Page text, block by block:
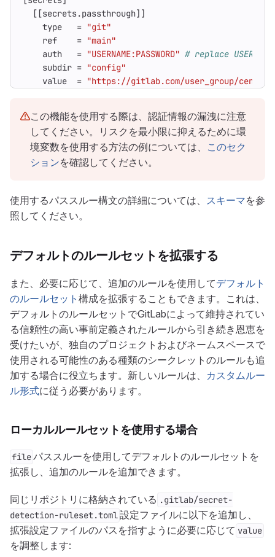
[[secrets.passthrough]]
type
= "git"
ref
= "main"
auth
= "USERNAME:PASSWORD" # replace
subdir = "config"
value
= "https://gitlab.com/user_group/
この機能を使用する際は、認証情報の漏洩に注意
してください。リスクを最小限に抑えるために環
境変数を使用する方法の例については、 このセク
ションを確認してください。
使用するパススルー構文の詳細については、 スキーマを参
照してください。
デフォルトのルールセットを拡張する
また、必要に応じて、追加のルールを使用してデフォルト
のルールセット 構成を拡張することもできます。これは、
デフォルトのルールセットでGitLabによって維持されてい
る信頼性の高い事前定義されたルールから引き続き恩恵を
受けたいが、独自のプロジェクトおよびネームスペースで
使用される可能性のある種類のシークレットのルールも追
加する場合に役立ちます。新しいルールは、 カスタムルー
ル形式に従う必要があります。
ローカルルールセットを使用する場合
fileパススルーを使用してデフォルトのルールセットを
拡張し、追加のルールを追加できます。
同じリポジトリに格納されている .gitlab/secret-
detection-ruleset.toml設定ファイルに以下を追加し、
拡張設定ファイルのパスを指すように必要に応じて value
を調整します: